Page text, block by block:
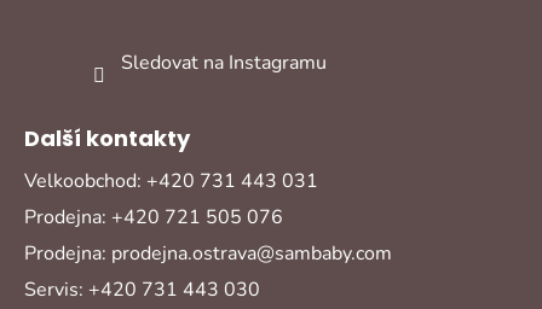
Sledovat na Instagramu
Další kontakty
Velkoobchod: +420 731 443 031
Prodejna: +420 721 505 076
Prodejna: prodejna.ostrava@sambaby.com
Servis: +420 731 443 030